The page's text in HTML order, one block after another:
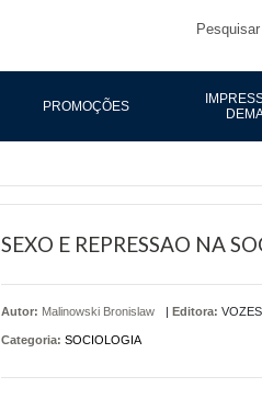
Pesquisar
PROMOÇÕES
SEXO E REPRESSAO NA
Autor: Malinowski Bronislaw | Editora: VOZES
Categoria: SOCIOLOGIA